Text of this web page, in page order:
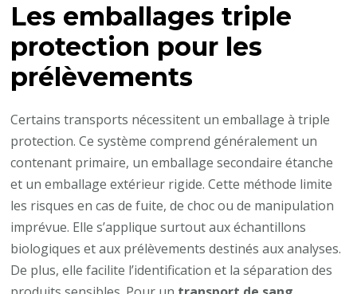
Les emballages triple
protection pour les
prélèvements
Certains transports nécessitent un emballage à triple
protection. Ce système comprend généralement un
contenant primaire, un emballage secondaire étanche
et un emballage extérieur rigide. Cette méthode limite
les risques en cas de fuite, de choc ou de manipulation
imprévue. Elle s’applique surtout aux échantillons
biologiques et aux prélèvements destinés aux analyses.
De plus, elle facilite l’identification et la séparation des